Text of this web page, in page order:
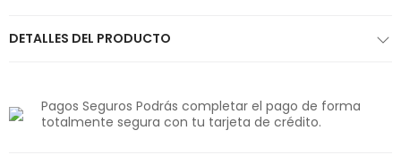
DETALLES DEL PRODUCTO
Pagos Seguros Podrás completar el pago de forma
totalmente segura con tu tarjeta de crédito.